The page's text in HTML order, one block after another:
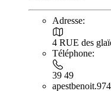
Adresse:
4 RUE des
Téléphone:
39 49